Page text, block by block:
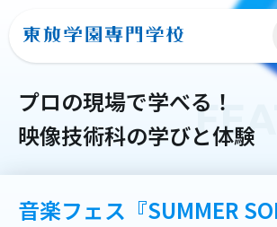
プロの現場で学べる！
映像技術科の学びと体験
音楽フェス『SUMMER